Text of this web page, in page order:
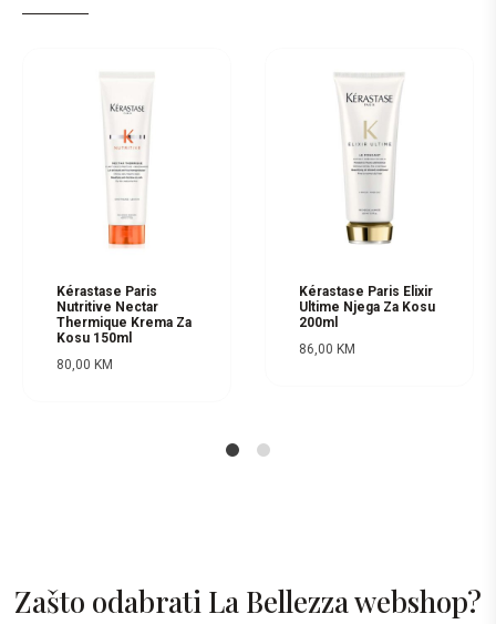
Kérastase Paris
Nutritive Nectar
Thermique Krema Za
Kosu 150ml
80,00 KM
Kérastase Paris Elixir
Ultime Njega Za Kosu
200ml
86,00 KM
Zašto odabrati La Bellezza webshop?